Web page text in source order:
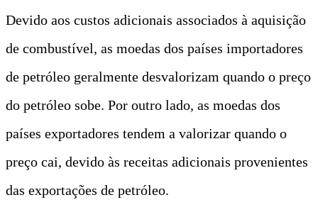
Devido aos custos adicionais associados à aquisição
de combustível, as moedas dos países importadores
de petróleo geralmente desvalorizam quando o preço
do petróleo sobe. Por outro lado, as moedas dos
países exportadores tendem a valorizar quando o
preço cai, devido às receitas adicionais provenientes
das exportações de petróleo.